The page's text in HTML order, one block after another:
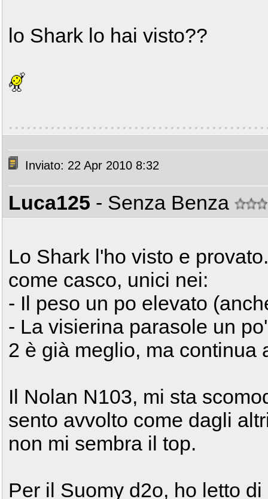
lo Shark lo hai visto??
Inviato: 22 Apr 2010 8:32
Luca125 - Senza Benza
Lo Shark l'ho visto e
come casco, unici nei:
- Il peso un po elevato
- La visierina parasole un
2 è già meglio, ma continua
Il Nolan N103, mi sta
sento avvolto come dagli
non mi sembra il top.
Per il Suomy d2o, ho letto